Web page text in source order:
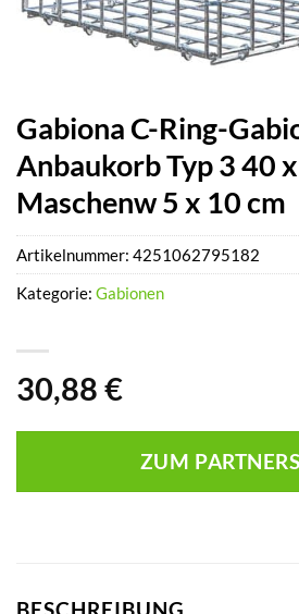
Gabiona C-Ring-
Anbaukorb Typ 3 40
Maschenw 5 x 10 cm
30,88 €
ZUM
Artikelnummer: 4251062795182
Kategorie: Gabionen